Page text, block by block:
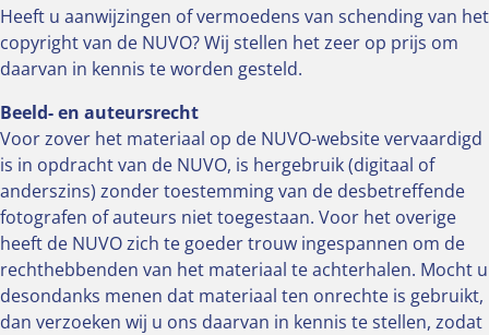
Heeft u aanwijzingen of vermoedens van schending van het
copyright van de NUVO? Wij stellen het zeer op prijs om
daarvan in kennis te worden gesteld.
Beeld- en auteursrecht
Voor zover het materiaal op de NUVO-website vervaardigd
is in opdracht van de NUVO, is hergebruik (digitaal of
anderszins) zonder toestemming van de desbetreffende
fotografen of auteurs niet toegestaan. Voor het overige
heeft de NUVO zich te goeder trouw ingespannen om de
rechthebbenden van het materiaal te achterhalen. Mocht u
desondanks menen dat materiaal ten onrechte is gebruikt,
dan verzoeken wij u ons daarvan in kennis te stellen, zodat